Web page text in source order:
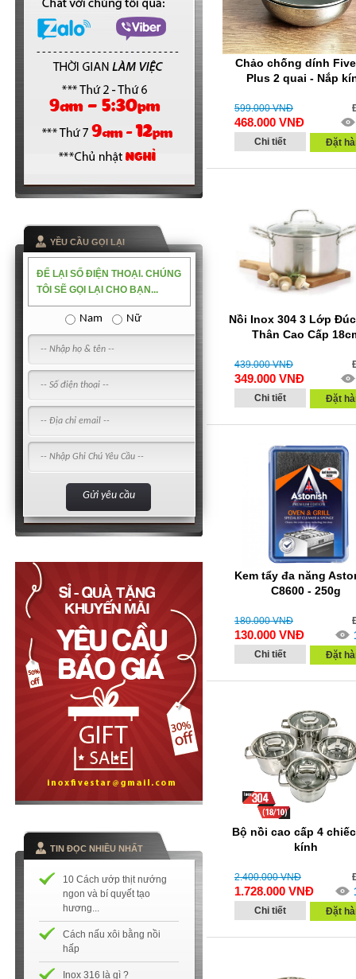
YỀU CẦU GỌI LẠI
ĐỂ LẠI SỐ ĐIỆN THOẠI. CHÚNG
TÔI SẼ GỌI LẠI CHO BẠN...
Nam Nữ
TIN ĐỌC NHIỀU NHẤT
10 Cách ướp thịt nướng
ngon và bí quyết tạo
hương...
Cách nấu xôi bằng nồi
hấp
Inox 316 là gì ?
Chảo chống dính
Plus 2 quai - Nắp
599.000VNĐ
468.000 VNĐ
Chi tiết Đặt
Nồi Inox 304 3 Lớp
Thân Cao Cấp
439.000VNĐ
349.000 VNĐ
Chi tiết Đặt
Kem tẩy đa năng
C8600 - 250g
180.000VNĐ
130.000 VNĐ
Chi tiết Đặt
Bộ nồi cao cấp 4
kính
2.400.000VNĐ
1.728.000 VNĐ
Chi tiết Đặt